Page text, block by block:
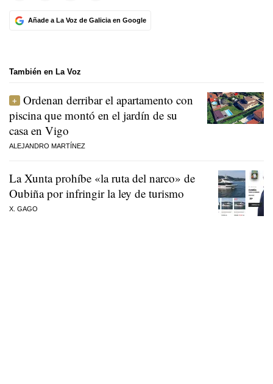
Añade a La Voz de Galicia en Google
También en La Voz
Ordenan derribar el apartamento con
piscina que montó en el jardín de su
casa en Vigo
ALEJANDRO MARTÍNEZ
La Xunta prohíbe «la ruta del narco» de
Oubiña por infringir la ley de turismo
X. GAGO